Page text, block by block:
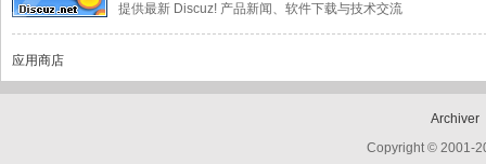
提供最新 Discuz! 产品新闻、软件下载与技术交流
应用商店
Archiver
Copyright © 2001-